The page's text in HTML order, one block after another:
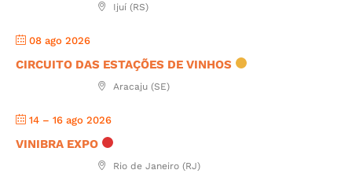
Ijuí (RS)
08 ago 2026
CIRCUITO DAS ESTAÇÕES DE VINHOS
Aracaju (SE)
14 – 16 ago 2026
VINIBRA EXPO
Rio de Janeiro (RJ)